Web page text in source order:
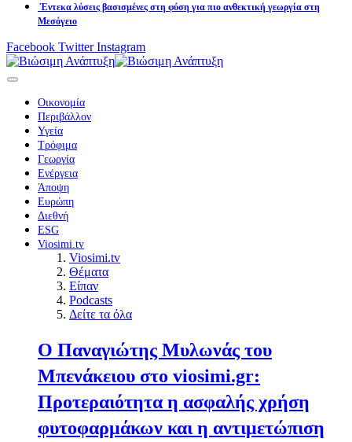
Έντεκα λύσεις βασισμένες στη φύση για πιο ανθεκτική γεωργία στη
Μεσόγειο
Facebook Twitter Instagram
Οικονομία
Περιβάλλον
Υγεία
Τρόφιμα
Γεωργία
Ενέργεια
Άποψη
Ευρώπη
Διεθνή
ESG
Viosimi.tv
Viosimi.tv
Θέματα
Είπαν
Podcasts
Δείτε τα όλα
Ο Παναγιώτης Μυλωνάς του
Μπενάκειου στο viosimi.gr:
Προτεραιότητα η ασφαλής χρήση
φυτοφαρμάκων και η αντιμετώπιση